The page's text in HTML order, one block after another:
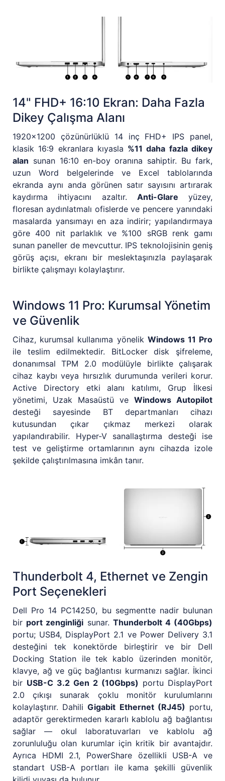
14" FHD+ 16:10 Ekran: Daha Fazla
Dikey Çalışma Alanı
1920x1200 çözünürlüklü 14 inç FHD+ IPS panel,
klasik 16:9 ekranlara kıyasla %11 daha fazla dikey
alan sunan 16:10 en-boy oranına sahiptir. Bu fark,
uzun Word belgelerinde ve Excel tablolarında
ekranda aynı anda görünen satır sayısını artırarak
kaydırma ihtiyacını azaltır. Anti-Glare yüzey,
floresan aydınlatmalı ofislerde ve pencere yanındaki
masalarda yansımayı en aza indirir; yapılandırmaya
göre 400 nit parlaklık ve %100 sRGB renk gamı
sunan paneller de mevcuttur. IPS teknolojisinin geniş
görüş açısı, ekranı bir meslektaşınızla paylaşarak
birlikte çalışmayı kolaylaştırır.
Windows 11 Pro: Kurumsal Yönetim
ve Güvenlik
Cihaz, kurumsal kullanıma yönelik Windows 11 Pro
ile teslim edilmektedir. BitLocker disk şifreleme,
donanımsal TPM 2.0 modülüyle birlikte çalışarak
cihaz kaybı veya hırsızlık durumunda verileri korur.
Active Directory etki alanı katılımı, Grup İlkesi
yönetimi, Uzak Masaüstü ve Windows Autopilot
desteği sayesinde BT departmanları cihazı
kutusundan çıkar çıkmaz merkezi olarak
yapılandırabilir. Hyper-V sanallaştırma desteği ise
test ve geliştirme ortamlarının aynı cihazda izole
şekilde çalıştırılmasına imkân tanır.
Thunderbolt 4, Ethernet ve Zengin
Port Seçenekleri
Dell Pro 14 PC14250, bu segmentte nadir bulunan
bir port zenginliği sunar. Thunderbolt 4 (40Gbps)
portu; USB4, DisplayPort 2.1 ve Power Delivery 3.1
desteğini tek konektörde birleştirir ve bir Dell
Docking Station ile tek kablo üzerinden monitör,
klavye, ağ ve güç bağlantısı kurmanızı sağlar. İkinci
bir USB-C 3.2 Gen 2 (10Gbps) portu DisplayPort
2.0 çıkışı sunarak çoklu monitör kurulumlarını
kolaylaştırır. DahiliGigabit Ethernet (RJ45) portu,
adaptör gerektirmeden kararlı kablolu ağ bağlantısı
sağlar — okul laboratuvarları ve kablolu ağ
zorunluluğu olan kurumlar için kritik bir avantajdır.
Ayrıca HDMI 2.1, PowerShare özellikli USB-A ve
standart USB-A portları ile kama şekilli güvenlik